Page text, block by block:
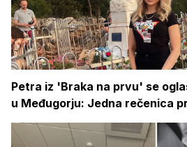
Petra iz 'Braka na prvu' se
u Međugorju: Jedna rečenica